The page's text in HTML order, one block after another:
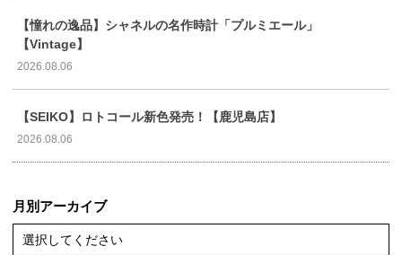
【憧れの逸品】シャネルの名作時計「プルミエール」
【Vintage】
2026.08.06
【SEIKO】ロトコール新色発売！【鹿児島店】
2026.08.06
月別アーカイブ
選択してください